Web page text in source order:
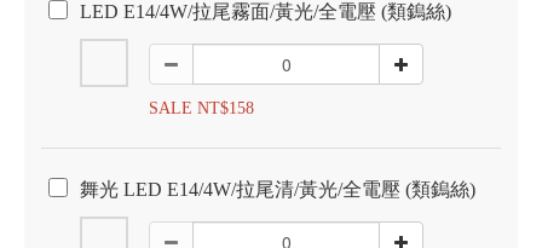
LED E14/4W/拉尾霧面/黃光/全電壓 (類鎢絲)
SALE NT$158
舞光 LED E14/4W/拉尾清/黃光/全電壓 (類鎢絲)